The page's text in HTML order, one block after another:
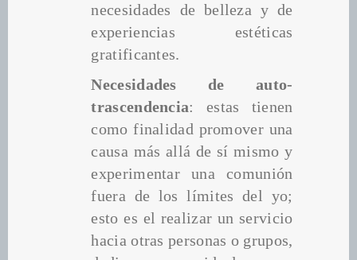
necesidades de belleza y de
experiencias estéticas
gratificantes.
Necesidades de auto-
trascendencia: estas tienen
como finalidad promover una
causa más allá de sí mismo y
experimentar una comunión
fuera de los límites del yo;
esto es el realizar un servicio
hacia otras personas o grupos,